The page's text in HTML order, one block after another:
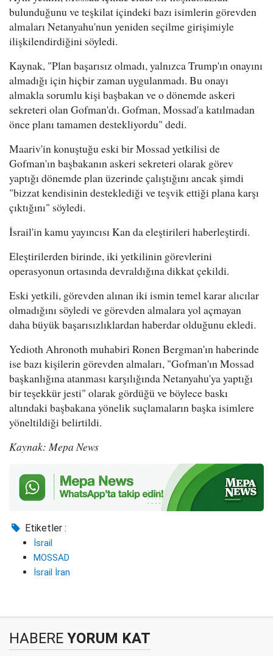
bulunduğunu ve teşkilat içindeki bazı isimlerin görevden
almaları Netanyahu'nun yeniden seçilme girişimiyle
ilişkilendirdiğini söyledi.
Kaynak, "Plan başarısız olmadı, yalnızca Trump'ın onayını
almadığı için hiçbir zaman uygulanmadı. Bu onayı
almakla sorumlu kişi başbakan ve o dönemde askeri
sekreteri olan Gofman'dı. Gofman, Mossad'a katılmadan
önce planı tamamen destekliyordu" dedi.
Maariv'in konuştuğu eski bir Mossad yetkilisi de
Gofman'ın başbakanın askeri sekreteri olarak görev
yaptığı dönemde plan üzerinde çalıştığını ancak şimdi
"bizzat kendisinin desteklediği ve teşvik ettiği plana karşı
çıktığını" söyledi.
İsrail'in kamu yayıncısı Kan da eleştirileri haberleştirdi.
Eleştirilerden birinde, iki yetkilinin görevlerini
operasyonun ortasında devraldığına dikkat çekildi.
Eski yetkili, görevden alınan iki ismin temel karar alıcılar
olmadığını söyledi ve görevden almalara yol açmayan
daha büyük başarısızlıklardan haberdar olduğunu ekledi.
Yedioth Ahronoth muhabiri Ronen Bergman'ın haberinde
ise bazı kişilerin görevden almaları, "Gofman'ın Mossad
başkanlığına atanması karşılığında Netanyahu'ya yaptığı
bir teşekkür jesti" olarak gördüğü ve böylece baskı
altındaki başbakana yönelik suçlamaların başka isimlere
yöneltildiği belirtildi.
Kaynak: Mepa News
Etiketler :
İsrail
MOSSAD
İsrail İran
HABERE YORUM KAT